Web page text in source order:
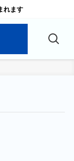
れます